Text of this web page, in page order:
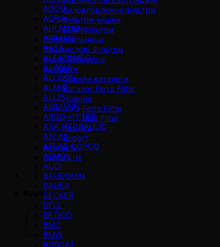
пиловловлюючі фільтри
Фільтри-мішки
EDM Фільтри
Постачальники
Промислові Фільтри
Cross Reference
Каталоги
Онлайн каталоги
Каталог Ferra Filter
Новини
Ferra Filter
Mas Filter
Техніка
Export
Контакти
Quote List
Кошик
AGCO
AGRIA
AHLMANN
AIRMAN
AKSA
ALFAROMEO
ALIMAR
ALLISON
ALMiG
ALUP
AMMANN
ARGO-HYTOS
ASA HYDRAULIC
ATLAS
ATLAS COPCO
ATMOS
AUDI
BAUDOUIN
BAUER
BECKER
BELL
BETICO
BMC
BMW
BOBCAT